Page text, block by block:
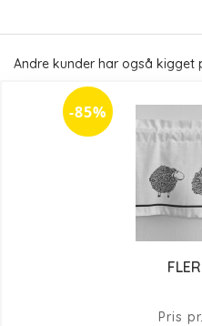
Andre kunder har også kigget
-85%
Pris